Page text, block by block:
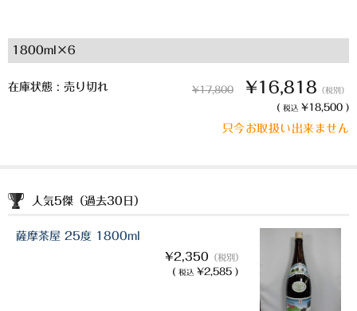
久保酒造
宮田本店
c
e
b
e
p
y
1800ml×6
在庫状態 : 売り切れ ¥17,800 ¥16,818 （税別）
( 税込 ¥18,500 )
只今お取扱い出来ません
人気5傑（過去30日）
薩摩茶屋 25度 1800ml
¥2,350 （税別）
( 税込 ¥2,585 )